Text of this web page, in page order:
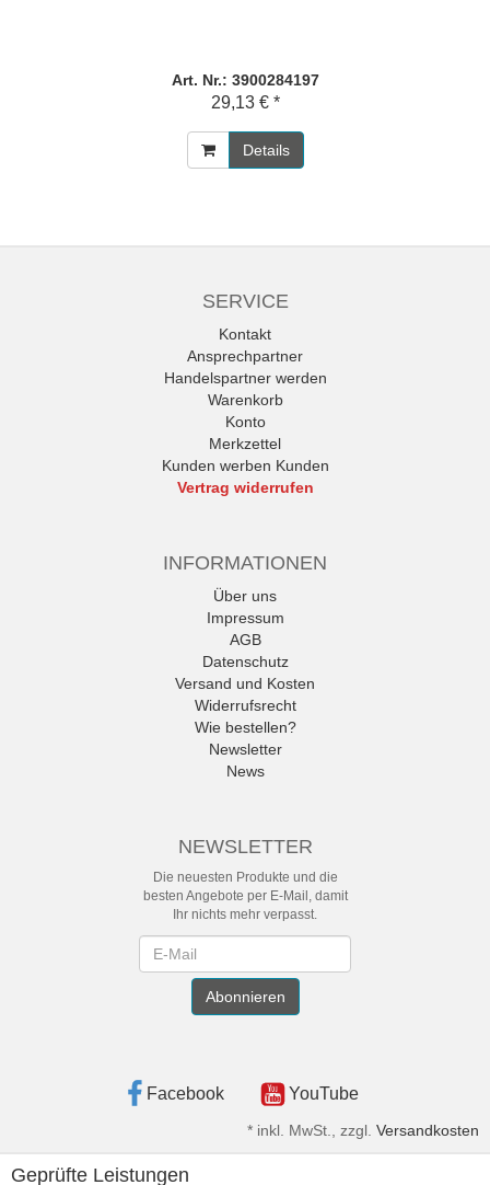
Art. Nr.: 3900284197
29,13 € *
Details
SERVICE
Kontakt
Ansprechpartner
Handelspartner werden
Warenkorb
Konto
Merkzettel
Kunden werben Kunden
Vertrag widerrufen
INFORMATIONEN
Über uns
Impressum
AGB
Datenschutz
Versand und Kosten
Widerrufsrecht
Wie bestellen?
Newsletter
News
NEWSLETTER
Die neuesten Produkte und die
besten Angebote per E-Mail, damit
Ihr nichts mehr verpasst.
Abonnieren
Facebook YouTube
* inkl. MwSt., zzgl. Versandkosten
Geprüfte Leistungen